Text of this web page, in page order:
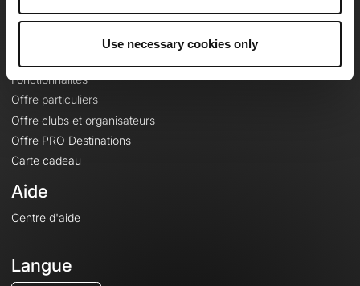
Use necessary cookies only
Fonctionnalités
Offre particuliers
Offre clubs et organisateurs
Offre PRO Destinations
Carte cadeau
Aide
Centre d'aide
Langue